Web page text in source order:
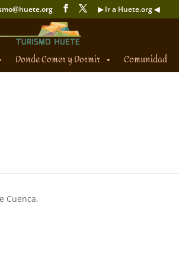
▶ Ir a Huete.org ◀
Donde Comer y Dormir Comunidad
Cuenca.